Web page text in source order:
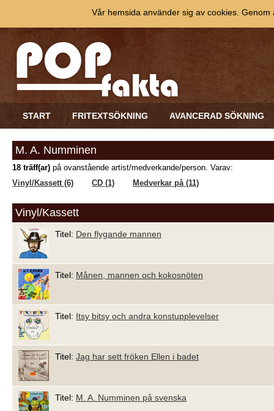
START FRITEXTSÖKNING AVANCERAD SÖKNING
M. A. Numminen
18 träff(ar) på ovanstående artist/medverkande/person. Varav:
Vinyl/Kassett (6)
CD (1) Medverkar på (11)
Vinyl/Kassett
Titel: Den flygande mannen
Titel: Månen, mannen och kokosnöten
Titel: Itsy bitsy och andra konstupplevelser
Titel: Jag har sett fröken Ellen i badet
Titel: M. A. Numminen på svenska
Vår hemsida använder sig av cookies.